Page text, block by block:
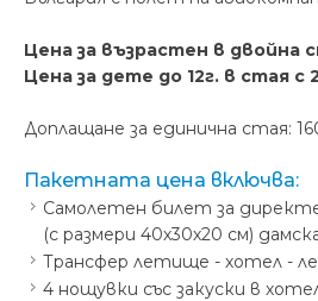
Цена за възрастен в двойна
Цена за дете до 12г. в стая
Доплащане за единична стая:
Пакетната цена включва:
Самолетен билет за
(с размери 40х30х20 см)
Трансфер летище - хотел -
4 нощувки със закуски в